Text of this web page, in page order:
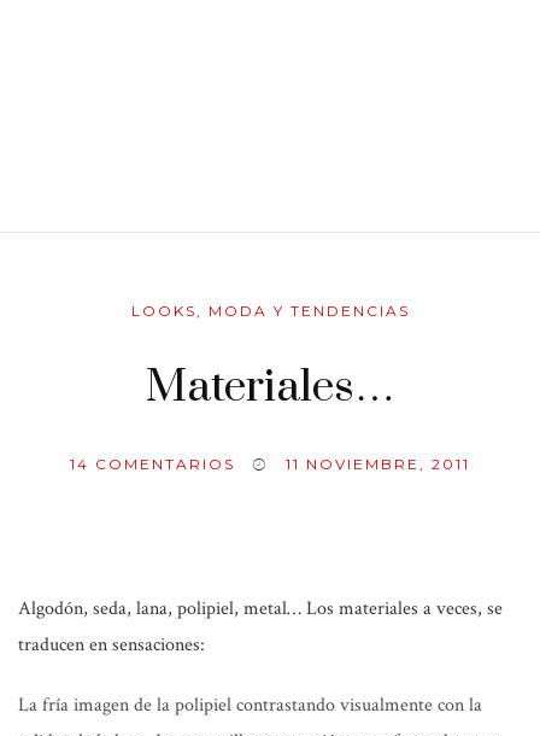
LOOKS, MODA Y TENDENCIAS
Materiales…
14 COMENTARIOS 11 NOVIEMBRE, 2011
Algodón, seda, lana, polipiel, metal…Los materiales a veces, se
traducen en sensaciones:
La fría imagen de la polipiel contrastando visualmente con la